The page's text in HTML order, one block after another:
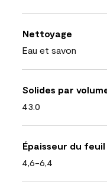
Nettoyage
Eau et savon
Solides par
43.0
Épaisseur du feuil
4,6-6,4